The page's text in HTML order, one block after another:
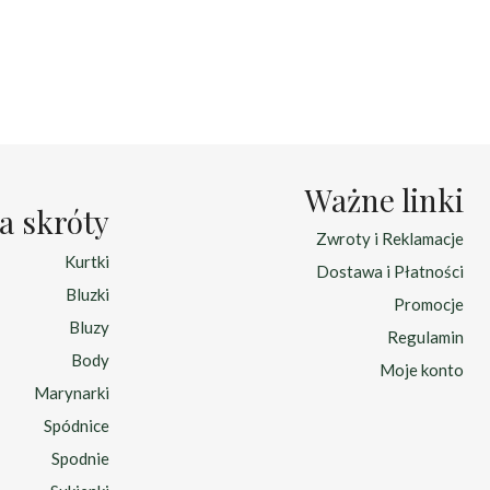
skróty
Kurtki
Bluzki
Bluzy
Body
Marynarki
Spódnice
Spodnie
Ważne linki
Zwroty i Reklamacje
Dostawa i Płatności
Promocje
Regulamin
Moje konto